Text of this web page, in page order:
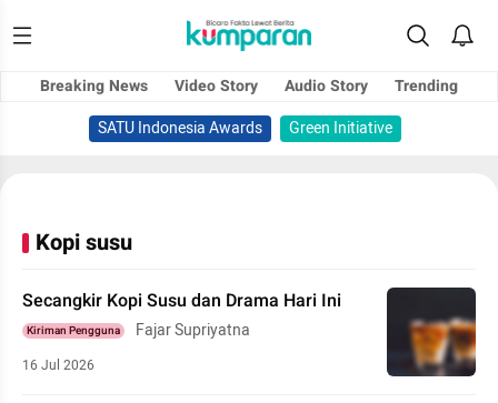
Breaking News Video Story Audio Story
Trending
SATU Indonesia Awards
Green Initiative
Kopi susu
Secangkir Kopi Susu dan Drama Hari Ini
Kiriman Pengguna Fajar Supriyatna
16 Jul 2026